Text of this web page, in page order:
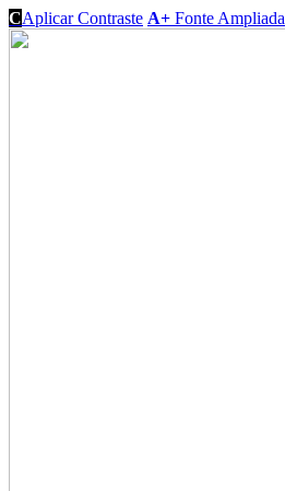
CAplicar Contraste A+ Fonte Ampliada